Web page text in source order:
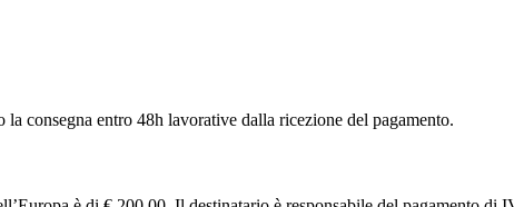
la consegna entro 48h lavorative dalla ricezione del pagamento.